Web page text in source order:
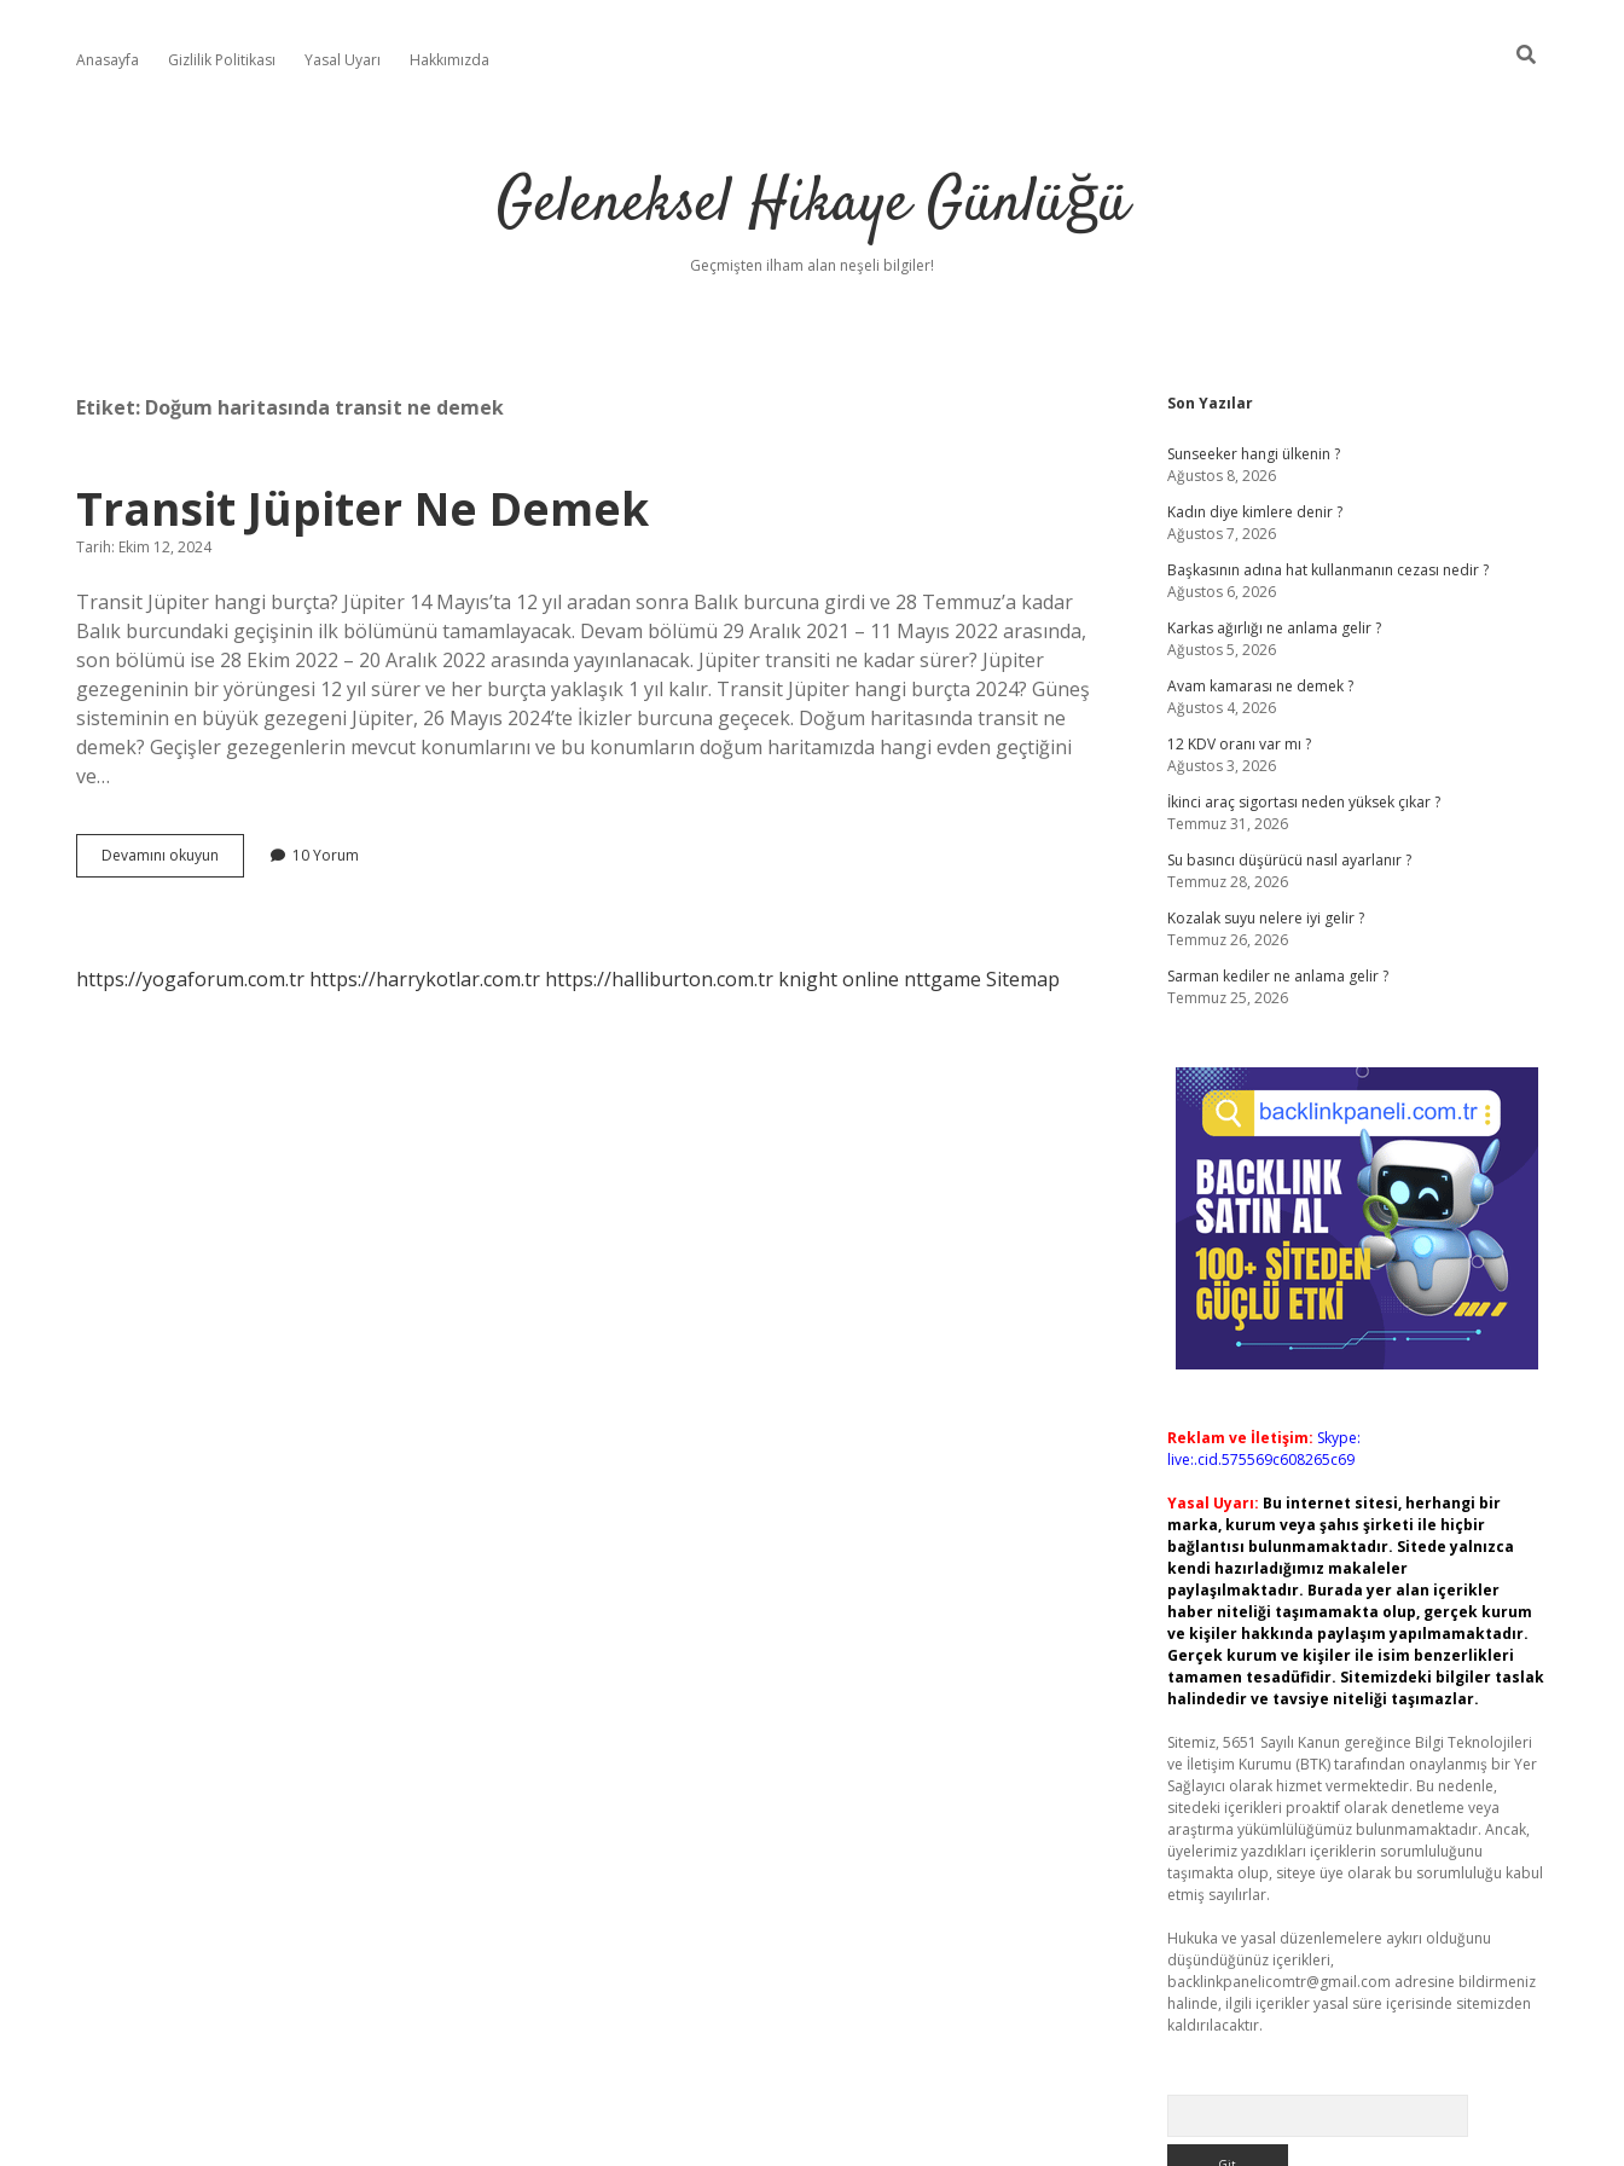
Anasayfa Gizlilik Politikası Yasal Uyarı Hakkımızda
Geleneksel Hikaye Günlüğü
Geçmişten ilham alan neşeli bilgiler!
Etiket: Doğum haritasında transit ne demek
Transit Jüpiter Ne Demek
Tarih: Ekim 12, 2024
Transit Jüpiter hangi burçta? Jüpiter 14 Mayıs’ta 12 yıl aradan sonra Balık burcuna girdi ve 28 Temmuz’a kadar
Balık burcundaki geçişinin ilk bölümünü tamamlayacak. Devam bölümü 29 Aralık 2021 – 11 Mayıs 2022 arasında,
son bölümü ise 28 Ekim 2022 – 20 Aralık 2022 arasında yayınlanacak. Jüpiter transiti ne kadar sürer? Jüpiter
gezegeninin bir yörüngesi 12 yıl sürer ve her burçta yaklaşık 1 yıl kalır. Transit Jüpiter hangi burçta 2024? Güneş
sisteminin en büyük gezegeni Jüpiter, 26 Mayıs 2024’te İkizler burcuna geçecek. Doğum haritasında transit ne
demek? Geçişler gezegenlerin mevcut konumlarını ve bu konumların doğum haritamızda hangi evden geçtiğini
ve…
Devamını okuyun
Jüpiter
10 Yorum
https://yogaforum.com.tr https://harrykotlar.com.tr https://halliburton.com.tr knight online nttgame Sitemap
Sidebar
Son Yazılar
Sunseeker hangi ülkenin ?
Ağustos 8, 2026
Kadın diye kimlere denir ?
Ağustos 7, 2026
Başkasının adına hat kullanmanın cezası nedir ?
Ağustos 6, 2026
Karkas ağırlığı ne anlama gelir ?
Ağustos 5, 2026
Avam kamarası ne demek ?
Ağustos 4, 2026
12 KDV oranı var mı ?
Ağustos 3, 2026
İkinci araç sigortası neden yüksek çıkar ?
Temmuz 31, 2026
Su basıncı düşürücü nasıl ayarlanır ?
Temmuz 28, 2026
Kozalak suyu nelere iyi gelir ?
Temmuz 26, 2026
Sarman kediler ne anlama gelir ?
Temmuz 25, 2026
Reklam ve İletişim: Skype:
live:.cid.575569c608265c69
Yasal Uyarı: Bu internet sitesi, herhangi bir
marka, kurum veya şahıs şirketi ile hiçbir
bağlantısı bulunmamaktadır. Sitede yalnızca
kendi hazırladığımız makaleler
paylaşılmaktadır. Burada yer alan içerikler
haber niteliği taşımamakta olup, gerçek kurum
ve kişiler hakkında paylaşım yapılmamaktadır.
Gerçek kurum ve kişiler ile isim benzerlikleri
tamamen tesadüfidir. Sitemizdeki bilgiler taslak
halindedir ve tavsiye niteliği taşımazlar.
Sitemiz, 5651 Sayılı Kanun gereğince Bilgi Teknolojileri
ve İletişim Kurumu (BTK) tarafından onaylanmış bir Yer
Sağlayıcı olarak hizmet vermektedir. Bu nedenle,
sitedeki içerikleri proaktif olarak denetleme veya
araştırma yükümlülüğümüz bulunmamaktadır. Ancak,
üyelerimiz yazdıkları içeriklerin sorumluluğunu
taşımakta olup, siteye üye olarak bu sorumluluğu kabul
etmiş sayılırlar.
Hukuka ve yasal düzenlemelere aykırı olduğunu
düşündüğünüz içerikleri,
backlinkpanelicomtr@gmail.com adresine bildirmeniz
halinde, ilgili içerikler yasal süre içerisinde sitemizden
kaldırılacaktır.